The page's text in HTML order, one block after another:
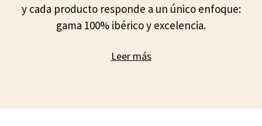
y cada producto responde a un único enfoque:
gama 100% ibérico y excelencia.
Leer más